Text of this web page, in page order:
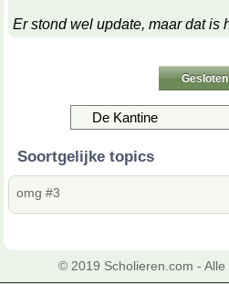
Er stond wel update, maar dat is
Gesloten
Soortgelijke topics
omg #3
© 2019 Scholieren.com -